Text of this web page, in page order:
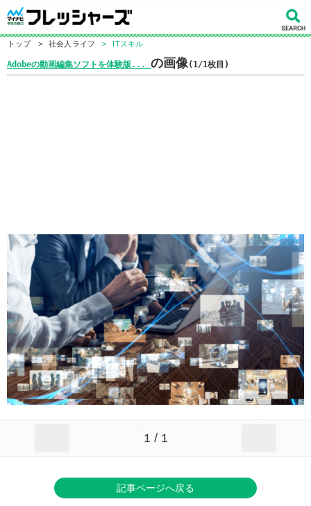
トップ > 社会人ライフ > ITスキル
Adobeの動画編集ソフトを体験版... の画像(1/1枚目)
1 / 1
記事ページへ戻る